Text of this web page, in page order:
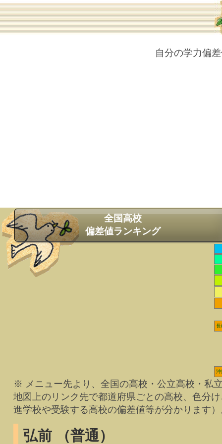
自分の学力偏
全国高校
偏差値ランキング
長
沖
※ メニュー先より、全国の高校・公立高校・私
地図上のリンク先で都道府県ごとの高校、色分
進学校や受験する高校の偏差値等が分かります
弘前 （普通）